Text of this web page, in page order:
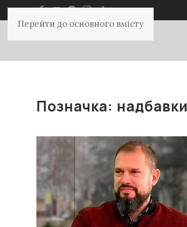
Перейти до основного вмісту
Позначка: надбавки